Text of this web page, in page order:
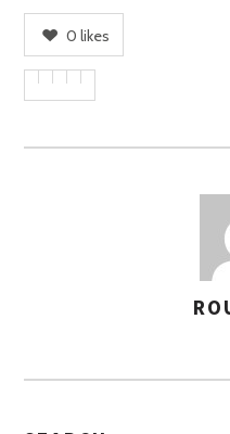
0 likes
S